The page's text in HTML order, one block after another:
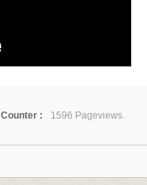
Counter :
1596 Pageviews.